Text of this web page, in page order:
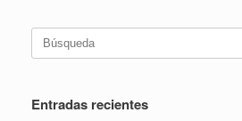
Buscar:
Entradas recientes